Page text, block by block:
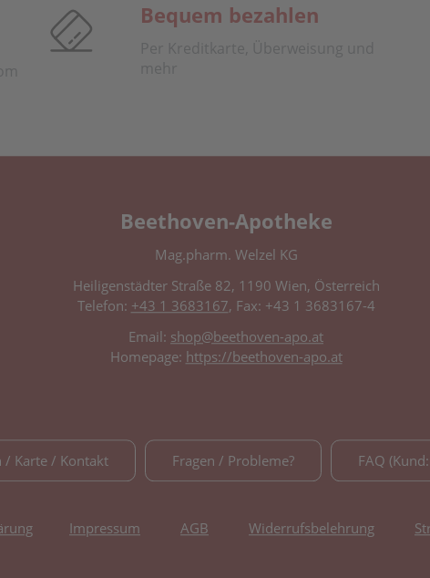
Bequem bezahlen
Per Kreditkarte, Überweisung und
mehr
Beethoven-Apotheke
Mag.pharm. Welzel KG
Heiligenstädter Straße 82, 1190 Wien, Österreich
Telefon: +43 1 3683167, Fax: +43 1 3683167-4
Email: shop@beethoven-apo.at
Homepage: https://beethoven-apo.at
/ Karte / Kontakt Fragen / Probleme? FAQ
Impressum AGB Widerrufsbelehrung